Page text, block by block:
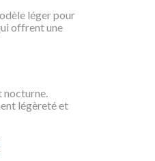
léger pour
offrent une
nocturne.
légèreté et